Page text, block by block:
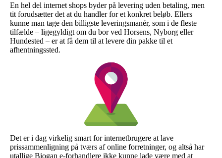
En hel del internet shops byder på levering uden betaling, men
tit forudsætter det at du handler for et konkret beløb. Ellers
kunne man tage den billigste leveringsmanér, som i de fleste
tilfælde – ligegyldigt om du bor ved Horsens, Nyborg eller
Hundested – er at få dem til at levere din pakke til et
afhentningssted.
Det er i dag virkelig smart for internetbrugere at lave
prissammenligning på tværs af online forretninger, og altså har
utallige Biogan e-forhandlere ikke kunne lade være med at